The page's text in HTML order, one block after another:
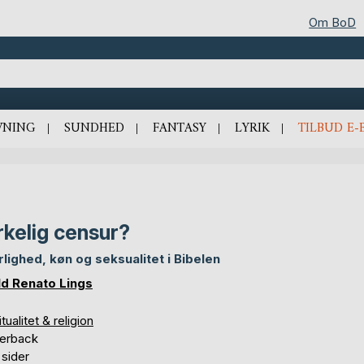
Om BoD
SUNDHED FANTASY LYRIK TILBUD E-
censur?
køn og seksualitet i Bibelen
Renato Lings
& religion